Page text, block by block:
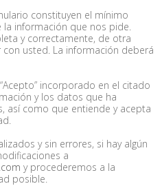
constituyen el mínimo
información que nos pide.
y correctamente, de otra
usted. La información deberá
incorporado en el citado
y los datos que ha
así como que entiende y acepta
y sin errores, si hay algún
a
y procederemos a la
posible.